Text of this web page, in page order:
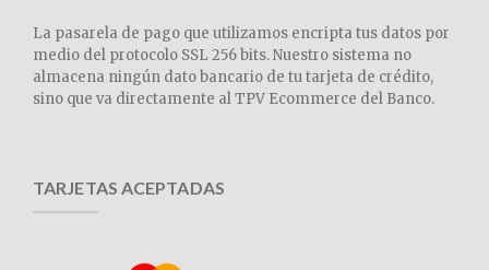
La pasarela de pago que utilizamos encripta tus datos por
medio del protocolo SSL 256 bits. Nuestro sistema no
almacena ningún dato bancario de tu tarjeta de crédito,
sino que va directamente al TPV Ecommerce del Banco.
TARJETAS ACEPTADAS